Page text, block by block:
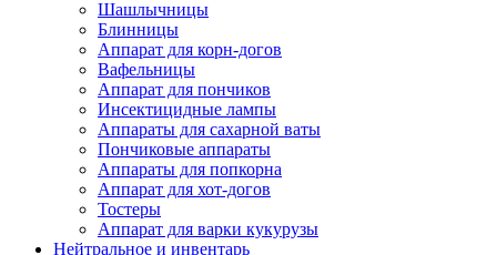
Шашлычницы
Блинницы
Аппарат для корн-догов
Вафельницы
Аппарат для пончиков
Инсектицидные лампы
Аппараты для сахарной ваты
Пончиковые аппараты
Аппараты для попкорна
Аппарат для хот-догов
Тостеры
Аппарат для варки кукурузы
Нейтральное и инвентарь